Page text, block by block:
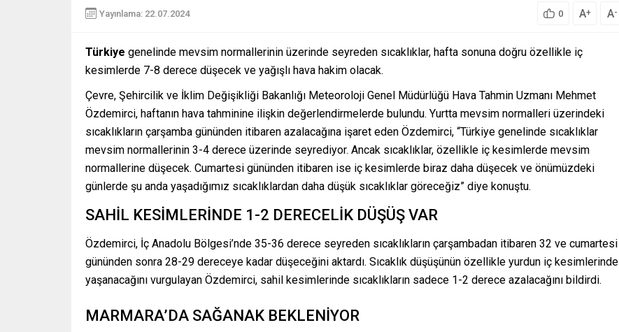
Yayınlama: 22.07.2024 0 A+ A-
Türkiye genelinde mevsim normallerinin üzerinde seyreden sıcaklıklar, hafta sonuna doğru özellikle iç
kesimlerde 7-8 derece düşecek ve yağışlı hava hakim olacak.
Çevre, Şehircilik ve İklim Değişikliği Bakanlığı Meteoroloji Genel Müdürlüğü Hava Tahmin Uzmanı Mehmet
Özdemirci, haftanın hava tahminine ilişkin değerlendirmelerde bulundu. Yurtta mevsim normalleri üzerindeki
sıcaklıkların çarşamba gününden itibaren azalacağına işaret eden Özdemirci, “Türkiye genelinde sıcaklıklar
mevsim normallerinin 3-4 derece üzerinde seyrediyor. Ancak sıcaklıklar, özellikle iç kesimlerde mevsim
normallerine düşecek. Cumartesi gününden itibaren ise iç kesimlerde biraz daha düşecek ve önümüzdeki
günlerde şu anda yaşadığımız sıcaklıklardan daha düşük sıcaklıklar göreceğiz” diye konuştu.
SAHİL KESİMLERİNDE 1-2 DERECELİK DÜŞÜŞ VAR
Özdemirci, İç Anadolu Bölgesi’nde 35-36 derece seyreden sıcaklıkların çarşambadan itibaren 32 ve cumartesi
gününden sonra 28-29 dereceye kadar düşeceğini aktardı. Sıcaklık düşüşünün özellikle yurdun iç kesimlerinde
yaşanacağını vurgulayan Özdemirci, sahil kesimlerinde sıcaklıkların sadece 1-2 derece azalacağını bildirdi.
MARMARA’DA SAĞANAK BEKLENİYOR